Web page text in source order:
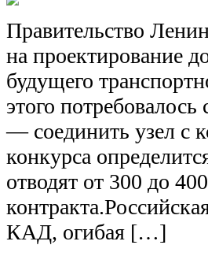
Правительство
на проектирование
будущего
этого
— соединить узел с
конкурса
отводят от 300 до
КАД, огибая […]